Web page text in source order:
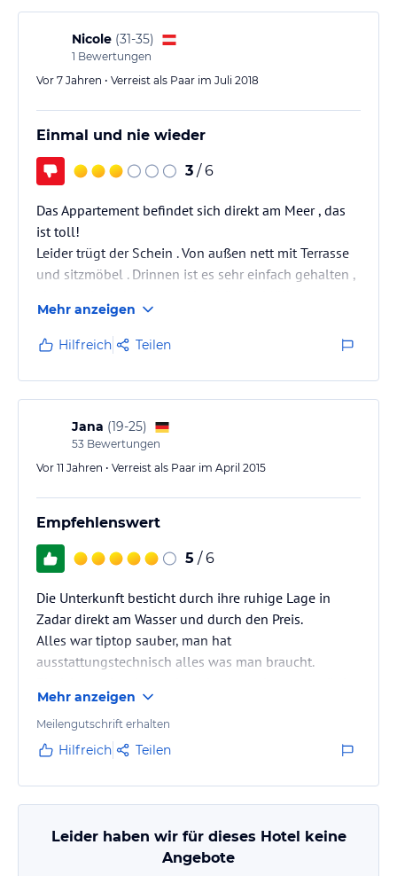
Nicole (31-35)
1 Bewertungen
Vor 7 Jahren • Verreist als Paar im Juli 2018
Einmal und nie wieder
3 / 6
Das Appartement befindet sich direkt am Meer , das
ist toll!
Leider trügt der Schein . Von außen nett mit Terrasse
und sitzmöbel . Drinnen ist es sehr einfach gehalten ,
selber entsorgt werden . Kühlschrank stinkt und
Geschirr ist teilweise dreckig . Die Hausherrin ist nicht
bemüht und zeigt auch kein Interesse. Eine Woche
kann lang sein , wenn man in so einem lieblosen
Appartement Urlaub macht :( die wc Spülung muss
drei bis viermal betätigt werden damit es…
Mehr anzeigen
Hilfreich Teilen
Jana (19-25)
53 Bewertungen
Vor 11 Jahren • Verreist als Paar im April 2015
Empfehlenswert
5 / 6
Die Unterkunft besticht durch ihre ruhige Lage in
Zadar direkt am Wasser und durch den Preis.
Alles war tiptop sauber, man hat
ausstattungstechnisch alles was man braucht.
Nur das Wifi kann man so ziemlich vergessen. (Ist ja
aber im Urlaub auch nicht immer so wichtig)
unglaublich lieb. Sie spricht zwar so gut wie kein
Englisch, bemüht sich aber sehr und man versteht
sich gegenseitig trotzdem. Begrüßt wurden wir…
Mehr anzeigen
Meilengutschrift erhalten
Hilfreich Teilen
Leider haben wir für dieses Hotel keine
Angebote